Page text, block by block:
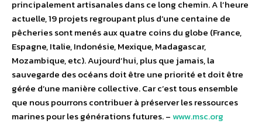
principalement artisanales dans ce long chemin. A l’heure
actuelle, 19 projets regroupant plus d’une centaine de
pêcheries sont menés aux quatre coins du globe (France,
Espagne, Italie, Indonésie, Mexique, Madagascar,
Mozambique, etc). Aujourd’hui, plus que jamais, la
sauvegarde des océans doit être une priorité et doit être
gérée d’une manière collective. Car c’est tous ensemble
que nous pourrons contribuer à préserver les ressources
marines pour les générations futures. –www.msc.org